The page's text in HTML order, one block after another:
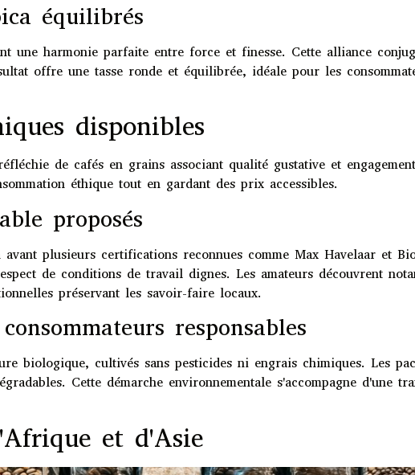
équilibrés
une harmonie parfaite entre force et finesse. Cette alliance
offre une tasse ronde et équilibrée, idéale pour les
disponibles
de cafés en grains associant qualité gustative et
éthique tout en gardant des prix accessibles.
proposés
plusieurs certifications reconnues comme Max Havelaar et
de conditions de travail dignes. Les amateurs découvrent
préservant les savoir-faire locaux.
responsables
biologique, cultivés sans pesticides ni engrais chimiques. Les
Cette démarche environnementale s'accompagne d'une
et d'Asie